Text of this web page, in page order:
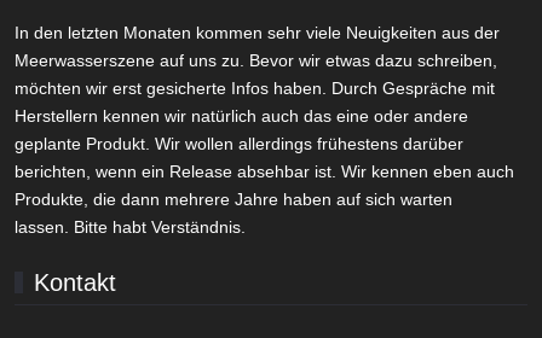
In den letzten Monaten kommen sehr viele Neuigkeiten aus der
Meerwasserszene auf uns zu. Bevor wir etwas dazu schreiben,
möchten wir erst gesicherte Infos haben. Durch Gespräche mit
Herstellern kennen wir natürlich auch das eine oder andere
geplante Produkt. Wir wollen allerdings frühestens darüber
berichten, wenn ein Release absehbar ist. Wir kennen eben auch
Produkte, die dann mehrere Jahre haben auf sich warten
lassen. Bitte habt Verständnis.
Kontakt